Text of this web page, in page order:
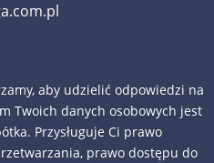
aby udzielić odpowiedzi na
Twoich danych osobowych jest
Przysługuje Ci prawo
prawo dostępu do